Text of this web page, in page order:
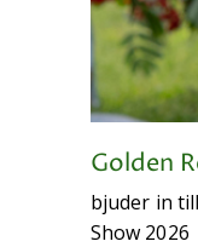
Golden
bjuder in
Show 2026